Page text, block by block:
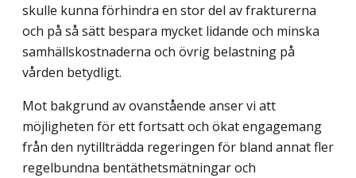
skulle kunna förhindra en stor del av frakturerna
och på så sätt bespara mycket lidande och minska
samhällskostnaderna och övrig belastning på
vården betydligt.
Mot bakgrund av ovanstående anser vi att
möjligheten för ett fortsatt och ökat engagemang
från den nytillträdda regeringen för bland annat fler
regelbundna bentäthetsmätningar och